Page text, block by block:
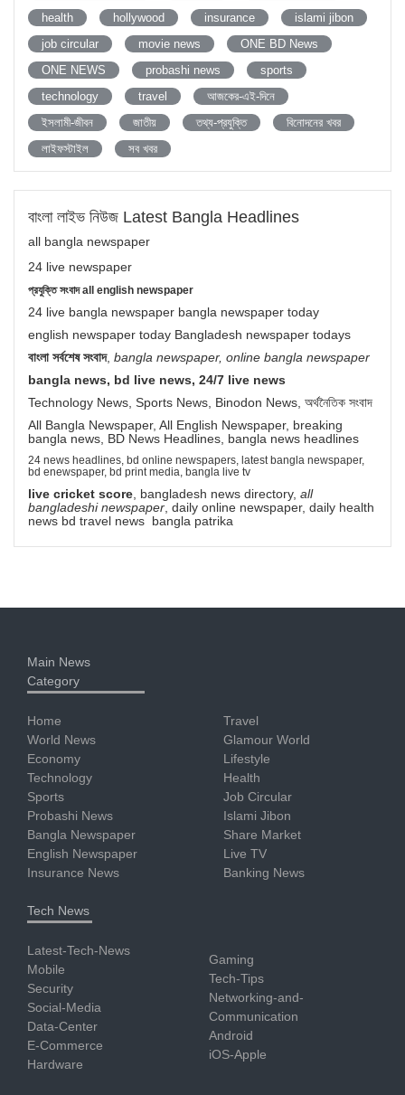
health
hollywood insurance
islami jibon
job circular
movie news
ONE BD News
ONE NEWS
probashi news
sports
technology
travel
আজকের-এই-দিনে
ইসলামী-জীবন
জাতীয় তথ্য-প্রযুক্তি
বিনোদনের খবর
লাইফস্টাইল
সব খবর
বাংলা লাইভ নিউজ Latest Bangla Headlines
all bangla newspaper
24 live newspaper
প্রযুক্তি সংবাদ all english newspaper
24 live bangla newspaper bangla newspaper today
english newspaper today Bangladesh newspaper todays
বাংলা সর্বশেষ সংবাদ, bangla newspaper, online bangla newspaper
bangla news, bd live news, 24/7 live news
Technology News, Sports News, Binodon News, অর্থনৈতিক সংবাদ
All Bangla Newspaper, All English Newspaper, breaking
bangla news, BD News Headlines, bangla news headlines
24 news headlines, bd online newspapers, latest bangla newspaper,
bd enewspaper, bd print media, bangla live tv
live cricket score, bangladesh news directory, all
bangladeshi newspaper, daily online newspaper, daily health
news bd travel news bangla patrika
Main News
Category
Home
World News
Economy
Technology
Sports
Probashi News
Bangla Newspaper
English Newspaper
Insurance News
Travel
Glamour World
Lifestyle
Health
Job Circular
Islami Jibon
Share Market
Live TV
Banking News
Tech News
Latest-Tech-News
Mobile
Security
Social-Media
Data-Center
E-Commerce
Hardware
Gaming
Tech-Tips
Networking-and-
Communication
Android
iOS-Apple